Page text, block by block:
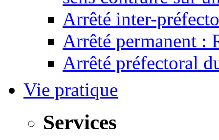
Arrêté inter-
Arrêté permanent :
Arrêté préfectoral
Vie pratique
Services